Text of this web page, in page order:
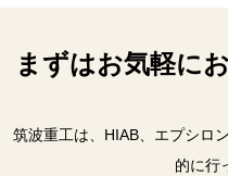
まずはお気軽に
筑波重工は、HIAB、エプシロ
的に行